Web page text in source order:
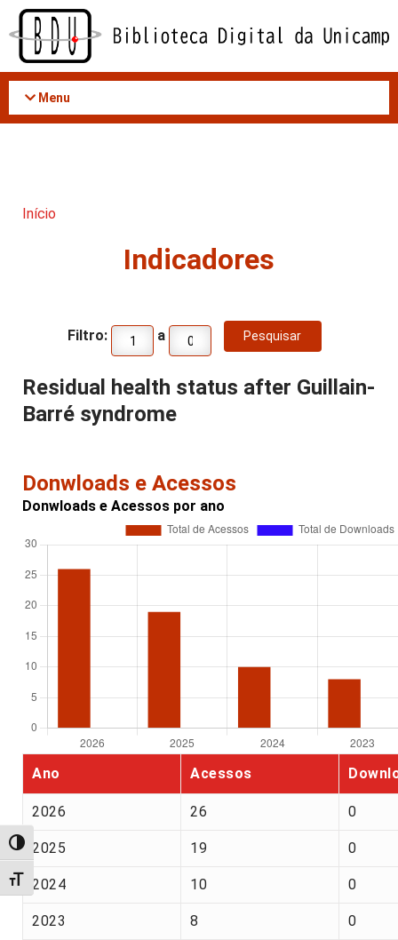
Acessar
conteúdo
Alternar alto contraste
Alternar tamanho da fonte
Menu
Início
Indicadores
Filtro: a
Residual health status after Guillain-
Barré syndrome
Donwloads e Acessos
Donwloads e Acessos por ano
Ano Acessos
2026 26 0
2025 19 0
2024 10 0
2023 8 0